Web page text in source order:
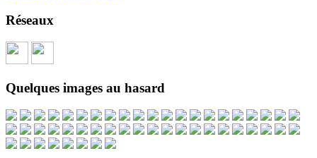
Réseaux
Quelques images au hasard